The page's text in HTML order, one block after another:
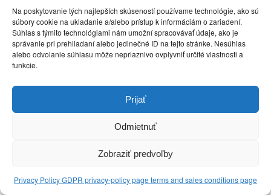
Na poskytovanie tých najlepších skúseností používame technológie, ako sú
súbory cookie na ukladanie a/alebo prístup k informáciám o zariadení.
Súhlas s týmito technológiami nám umožní spracovávať údaje, ako je
správanie pri prehliadaní alebo jedinečné ID na tejto stránke. Nesúhlas
alebo odvolanie súhlasu môže nepriaznivo ovplyvniť určité vlastnosti a
funkcie.
Prijať
Odmietnuť
Zobraziť predvoľby
Privacy Policy GDPR privacy-policy page terms and sales conditions page
Výňatok zo stanov:
§2
neziskové, nepolitické občianske združenie osôb.